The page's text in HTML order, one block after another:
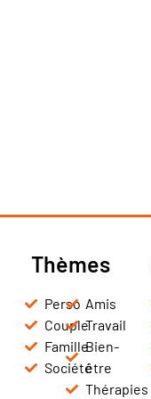
Thèmes
Perso
Couple
Famille
Société
Amis
Travail
Bien-
être
Thérapies